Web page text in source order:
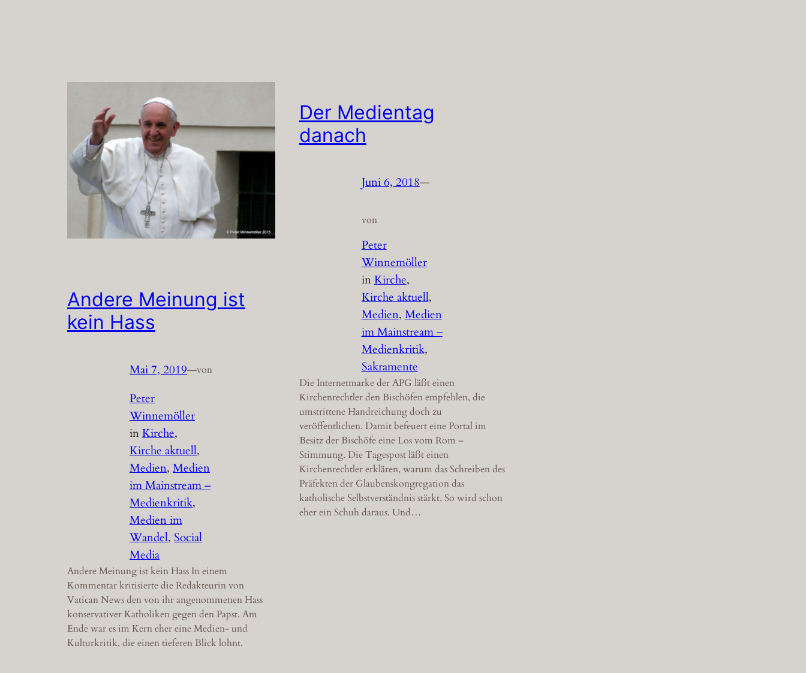
Andere Meinung ist
kein Hass
Mai 7, 2019—von
Peter
Winnemöller
inKirche
Kirche aktuell
Medien, Medien
im Mainstream –
Medienkritik
Medien im
Wandel, Social
Media
Andere Meinung ist kein Hass In einem
Kommentar kritisierte die Redakteurin von
Vatican News den von ihr angenommenen Hass
konservativer Katholiken gegen den Papst. Am
Ende war es im Kern eher eine Medien- und
Kulturkritik, die einen tieferen Blick lohnt.
Der Medientag
danach
Juni 6, 2018—
von
Peter
Winnemöller
inKirche
Kirche aktuell
Medien, Medien
im Mainstream –
Medienkritik
Sakramente
Die Internetmarke der APG läßt einen
Kirchenrechtler den Bischöfen empfehlen, die
umstrittene Handreichung doch zu
veröffentlichen. Damit befeuert eine Portal im
Besitz der Bischöfe eine Los vom Rom –
Stimmung. Die Tagespost läßt einen
Kirchenrechtler erklären, warum das Schreiben des
Präfekten der Glaubenskongregation das
katholische Selbstverständnis stärkt. So wird schon
eher ein Schuh daraus. Und…